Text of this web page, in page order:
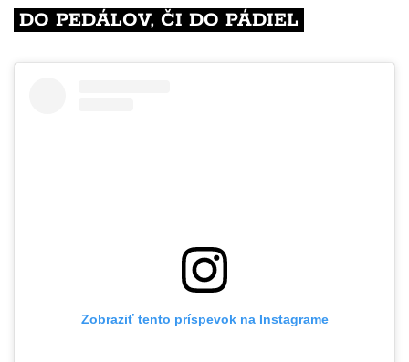
DO PEDÁLOV, ČI DO PÁDIEL
Zobraziť tento príspevok na Instagrame